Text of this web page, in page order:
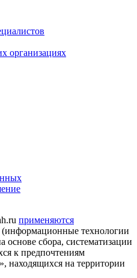
организациях
применяются
(информационные технологии
сбора, систематизации
к предпочтениям
находящихся на территории